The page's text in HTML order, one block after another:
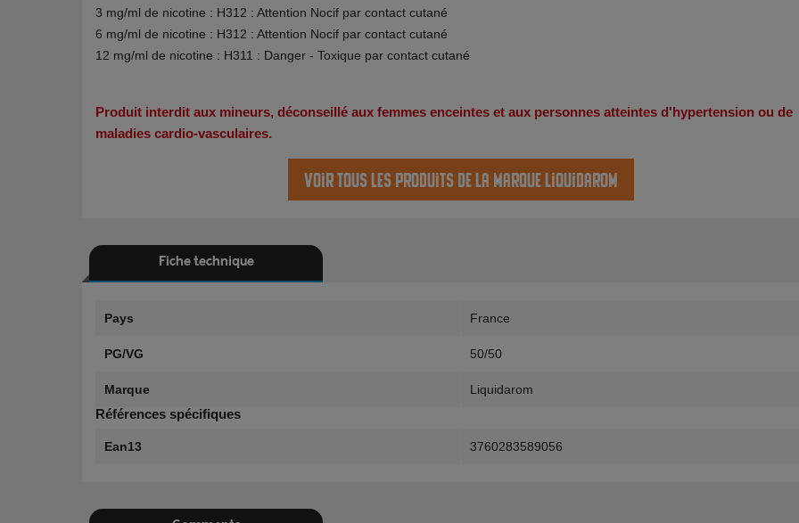
3 mg/ml de nicotine : H312 : Attention Nocif par contact cutané
6 mg/ml de nicotine : H312 : Attention Nocif par contact cutané
12 mg/ml de nicotine : H311 : Danger - Toxique par contact cutané
Produit interdit aux mineurs, déconseillé aux femmes enceintes et aux personnes atteintes d'hypertension ou de
maladies cardio-vasculaires.
Voir tous les produits de la marque Liquidarom
Fiche technique
Pays France
PG/VG 50/50
Marque Liquidarom
Références spécifiques
Ean13 3760283589056